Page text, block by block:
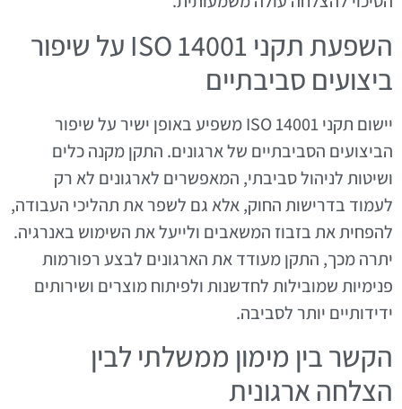
השפעת תקני ISO 14001 על שיפור
ביצועים סביבתיים
יישום תקני ISO 14001 משפיע באופן ישיר על שיפור
הביצועים הסביבתיים של ארגונים. התקן מקנה כלים
ושיטות לניהול סביבתי, המאפשרים לארגונים לא רק
לעמוד בדרישות החוק, אלא גם לשפר את תהליכי העבודה,
להפחית את בזבוז המשאבים ולייעל את השימוש באנרגיה.
יתרה מכך, התקן מעודד את הארגונים לבצע רפורמות
פנימיות שמובילות לחדשנות ולפיתוח מוצרים ושירותים
ידידותיים יותר לסביבה.
הקשר בין מימון ממשלתי לבין
הצלחה ארגונית